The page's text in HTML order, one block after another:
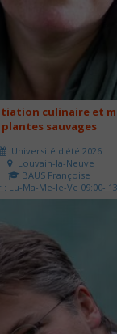
culinaire et
plantes sauvages
Université d'été 2026
Louvain-la-Neuve
BAUS Françoise
: Lu-Ma-Me-Je-Ve 09:00-
Nombre de séances : 3